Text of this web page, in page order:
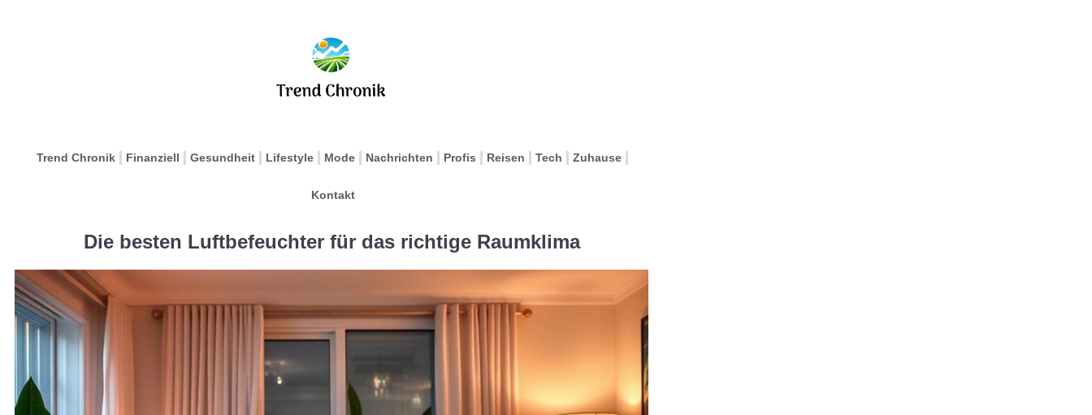
Trend Chronik Finanziell Gesundheit Lifestyle Mode Nachrichten Profis Reisen Tech Zuhause
Kontakt
Die besten Luftbefeuchter für das richtige Raumklima